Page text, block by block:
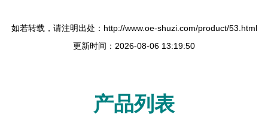
如若转载，请注明出处：http://www.oe-shuzi.com/product/53.html
更新时间：2026-08-06 13:19:50
产品列表